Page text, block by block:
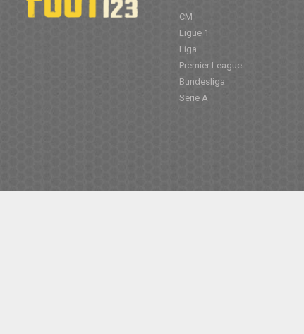
CM
Ligue 1
Liga
Premier League
Bundesliga
Serie A